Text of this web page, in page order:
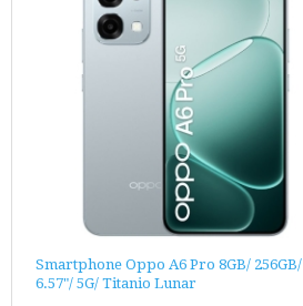
Smartphone Oppo A6 Pro 8GB/ 256GB/
6.57"/ 5G/ Titanio Lunar